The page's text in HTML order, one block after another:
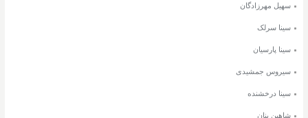
سهیل مهرزادگان
سینا سرلک
سینا پارسیان
سیروس جمشیدی
سینا درخشنده
شاهین بنان